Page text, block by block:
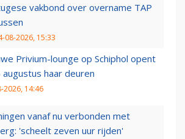
vakbond over overname TAP
08-2026, 15:33
Privium-lounge op Schiphol opent
augustus haar deuren
2026, 14:46
vanaf nu verbonden met
'scheelt zeven uur rijden'